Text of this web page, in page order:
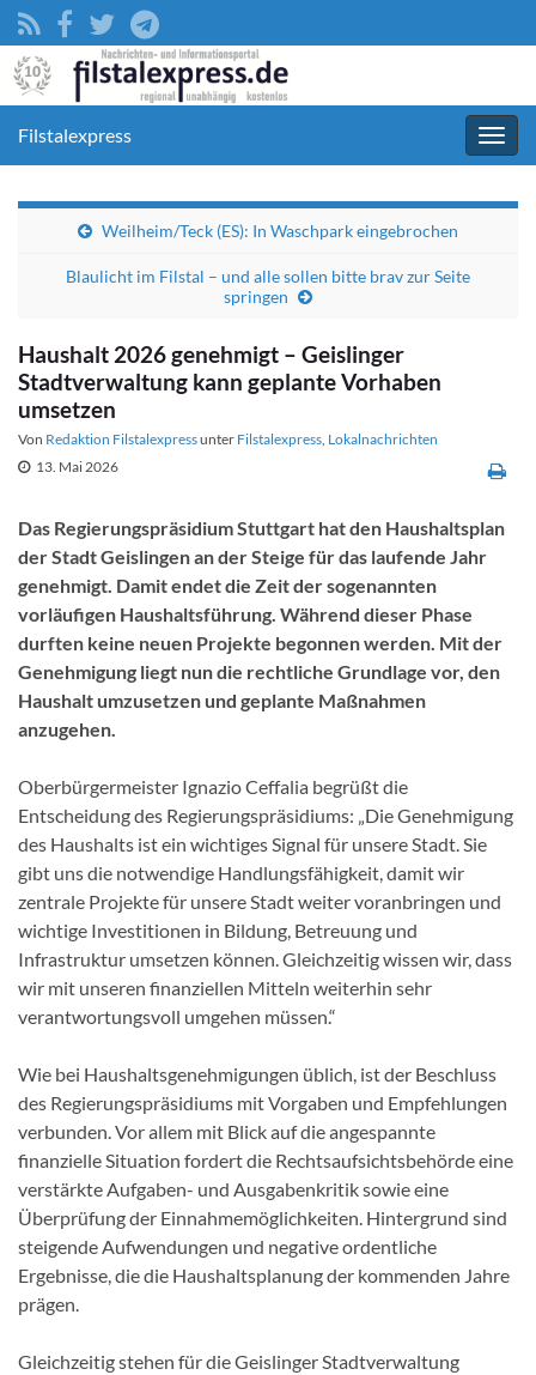
Filstalexpress
Weilheim/Teck (ES): In Waschpark eingebrochen
Blaulicht im Filstal – und alle sollen bitte brav zur Seite
springen
Haushalt 2026 genehmigt – Geislinger
Stadtverwaltung kann geplante Vorhaben
umsetzen
Von Redaktion Filstalexpressunter Filstalexpress, Lokalnachrichten
13. Mai 2026
Das Regierungspräsidium Stuttgart hat den Haushaltsplan
der Stadt Geislingen an der Steige fürdas laufende Jahr
genehmigt. Damit endet die Zeit der sogenannten
vorläufigen Haushaltsführung. Während dieser Phase
durften keine neuen Projekte begonnen werden. Mit der
Genehmigung liegt nun die rechtliche Grundlage vor, den
Haushalt umzusetzen und geplante Maßnahmen
anzugehen.
Oberbürgermeister Ignazio Ceffalia begrüßt die
Entscheidung des Regierungspräsidiums: „Die Genehmigung
des Haushalts ist ein wichtiges Signal für unsere Stadt. Sie
gibt uns die notwendige Handlungsfähigkeit, damit wir
zentrale Projekte für unsere Stadt weiter voranbringen und
wichtige Investitionen in Bildung, Betreuung und
Infrastruktur umsetzen können. Gleichzeitig wissen wir, dass
wir mit unseren finanziellen Mitteln weiterhin sehr
verantwortungsvoll umgehen müssen.“
Wie bei Haushaltsgenehmigungen üblich, ist der Beschluss
des Regierungspräsidiums mit Vorgaben und Empfehlungen
verbunden. Vor allem mit Blick auf die angespannte
finanzielle Situation fordert die Rechtsaufsichtsbehörde eine
verstärkte Aufgaben- und Ausgabenkritik sowie eine
Überprüfung der Einnahmemöglichkeiten. Hintergrund sind
steigende Aufwendungen und negative ordentliche
Ergebnisse, die die Haushaltsplanung der kommenden Jahre
prägen.
Gleichzeitig stehen für die Geislinger Stadtverwaltung